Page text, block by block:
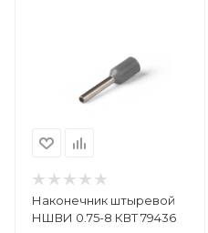
Наконечник штыревой
НШВИ 0.75-8 КВТ 79436